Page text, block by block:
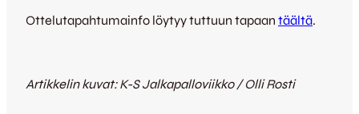
Ottelutapahtumainfo löytyy tuttuun tapaan täältä.
Artikkelin kuvat: K-S Jalkapalloviikko / Olli Rosti